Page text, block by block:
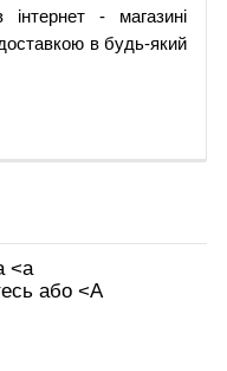
інтернет - магазині
в будь-який
<а
або <А